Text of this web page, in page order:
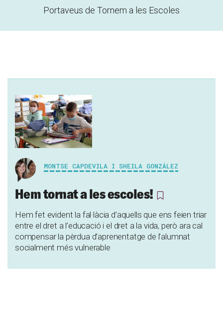
Portaveus de Tornem a les Escoles
MONTSE CAPDEVILA I SHEILA GONZÁLEZ
Hem tornat a les escoles!
Hem fet evident la fal·làcia d’aquells que ens feien triar
entre el dret a l’educació i el dret a la vida, però ara cal
compensar la pèrdua d’aprenentatge de l’alumnat
socialment més vulnerable